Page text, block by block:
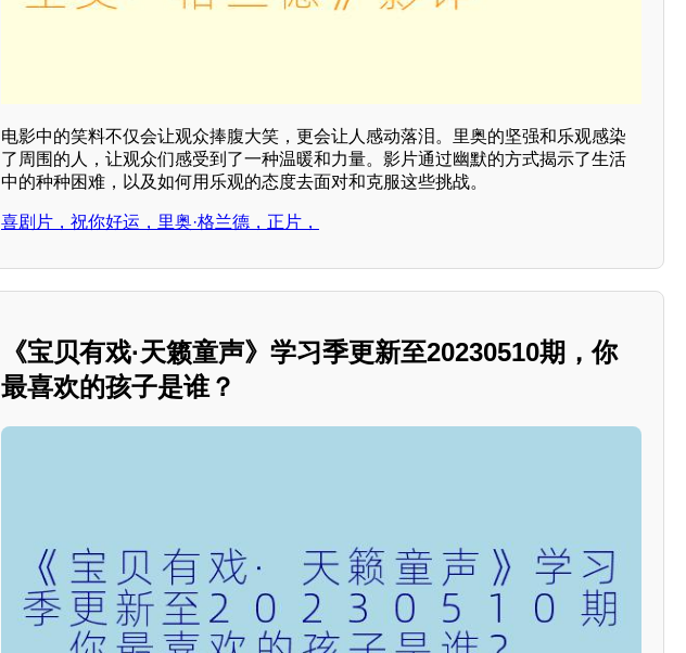
电影中的笑料不仅会让观众捧腹大笑，更会让人感动落泪。里奥的坚强和乐观感染
了周围的人，让观众们感受到了一种温暖和力量。影片通过幽默的方式揭示了生活
中的种种困难，以及如何用乐观的态度去面对和克服这些挑战。
喜剧片，祝你好运，里奥·格兰德，正片，
《宝贝有戏·天籁童声》学习季更新至20230510期，你
最喜欢的孩子是谁？